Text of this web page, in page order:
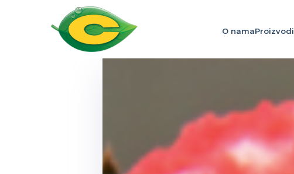
O namaProizvodi